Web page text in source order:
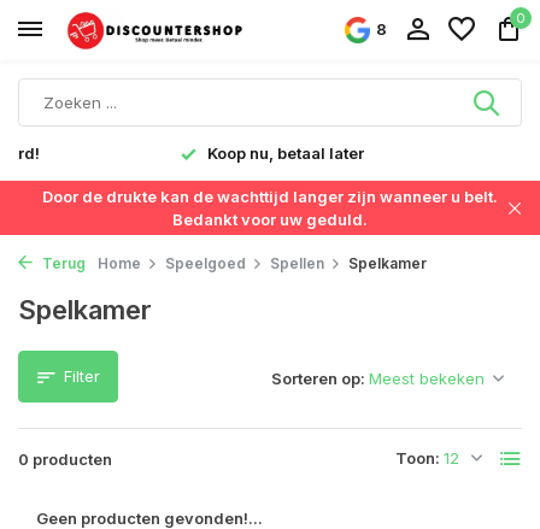
8
0
Koop nu, betaal later
Door de drukte kan de wachttijd langer zijn wanneer u belt.
Bedankt voor uw geduld.
Terug Home Speelgoed Spellen Spelkamer
Spelkamer
Filter
0 producten Toon:
Sorteren op:
Geen producten gevonden!...